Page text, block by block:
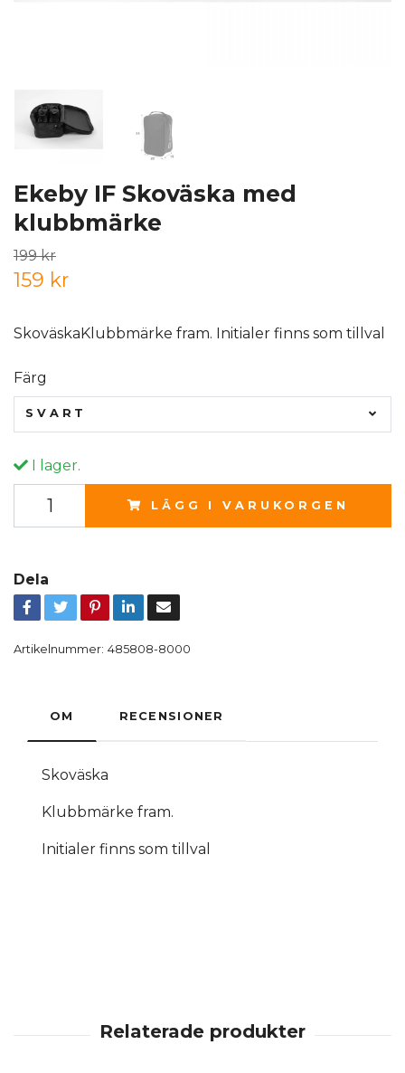
Ekeby IF Skoväska med
klubbmärke
199 kr
159 kr
SkoväskaKlubbmärke fram. Initialer finns som tillval
Färg
SVART
I lager.
LÄGG I VARUKORGEN
Dela
Artikelnummer: 485808-8000
OM RECENSIONER
Skoväska
Klubbmärke fram.
Initialer finns som tillval